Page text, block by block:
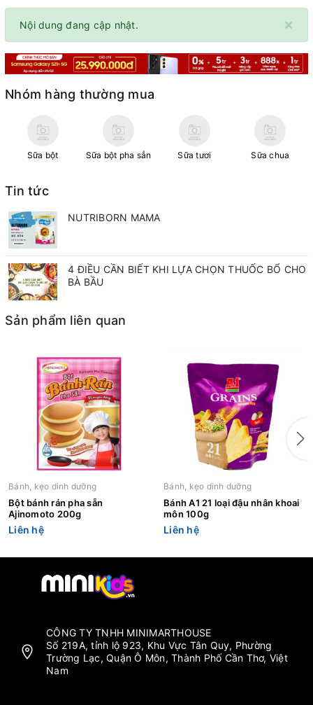
×
Nội dung đang cập nhật.
Nhóm hàng thường mua
Sữa bột Sữa bột pha sẳn Sữa tươi Sữa chua
Tin tức
NUTRIBORN MAMA
4 ĐIỀU CẦN BIẾT KHI LỰA CHỌN THUỐC BỔ CHO
BÀ BẦU
Sản phẩm liên quan
Bánh, kẹo dinh dưỡng
Bột bánh rán pha sẵn
Ajinomoto 200g
Liên hệ
Bánh, kẹo dinh dưỡng
Bánh A1 21 loại đậu nhân khoai
môn 100g
Liên hệ
CÔNG TY TNHH MINIMARTHOUSE
Số 219A, tỉnh lộ 923, Khu Vực Tân Quy, Phường
Trường Lạc, Quận Ô Môn, Thành Phố Cần Thơ, Việt
Nam